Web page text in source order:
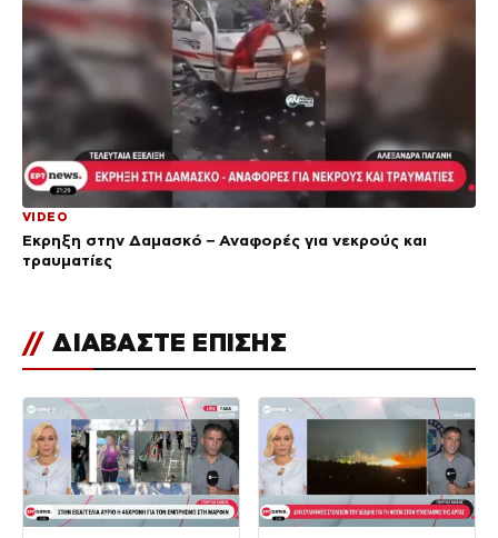
VIDEO
Έκρηξη στην Δαμασκό – Αναφορές για νεκρούς και
τραυματίες
// ΔΙΑΒΑΣΤΕ ΕΠΙΣΗΣ